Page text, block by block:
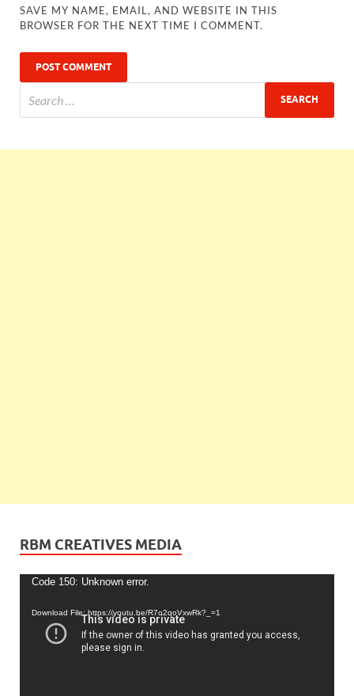
SAVE MY NAME, EMAIL, AND WEBSITE IN THIS
BROWSER FOR THE NEXT TIME I COMMENT.
RBM CREATIVES MEDIA
Video
Code 150: Unknown error.
Download File: https://youtu.be/R7o2qoVxwRk?_=1